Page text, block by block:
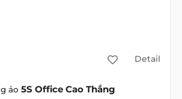
Detail
ảo 5S Office Cao Thắng